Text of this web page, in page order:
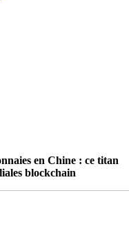
en Chine : ce titan
blockchain